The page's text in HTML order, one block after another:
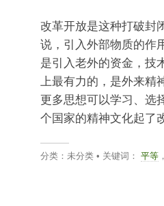
改革开放是这种打破封
说，引入外部物质的作
是引入老外的资金，技
上最有力的，是外来精
更多思想可以学习、选
个国家的精神文化起了
分类：未分类 • 关键词： 平等，